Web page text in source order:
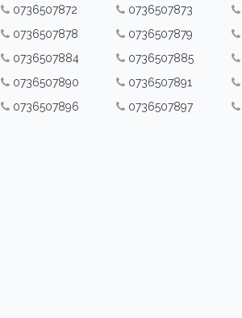
0736507872
0736507873
0736507878
0736507879
0736507884
0736507885
0736507890
0736507891
0736507896
0736507897